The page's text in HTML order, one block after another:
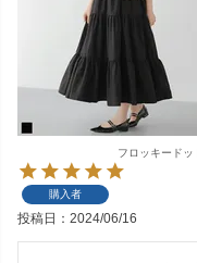
フロッキードッ
購入者
投稿日 2024/06/16